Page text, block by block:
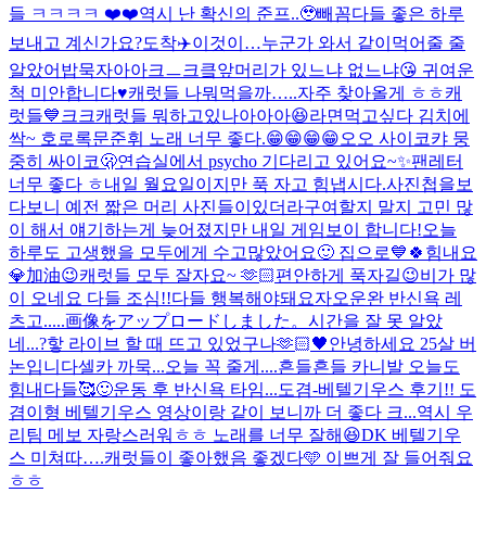
들 ㅋㅋㅋㅋ ❤️❤️역시 난 확신의 준프..🥹빼꼼다들 좋은 하루
보내고 계신가요?도착✈️이것이…누군가 와서 같이먹어줄 줄
알았어 밥묵자아아크ㅡ크킄앞머리가 있느냐 없느냐😘 귀여운
척 미안합니다♥️캐럿들 나뭐먹을까…..자주 찾아올게 ㅎㅎ캐
럿들💙크크캐럿들 뭐하고있나아아아😆라면먹고싶다 김치에
싹~ 호로록문준휘 노래 너무 좋다.😁😁😁😁오오 사이코캬 뭉
중히 싸이코🫢연습실에서 psycho 기다리고 있어요~✨팬레터
너무 좋다 ㅎ내일 월요일이지만 푹 자고 힘냅시다.사진첩을보
다보니 예전 짧은 머리 사진들이있더라구여 할지 말지 고민 많
이 해서 얘기하는게 늦어졌지만 내일 게임보이 합니다!오늘
하루도 고생했을 모두에게 수고많았어요🙂 집으로💙 🍀힘내요
💎加油😉캐럿들 모두 잘자요~ 🫶🏻편안하게 푹자길😉비가 많
이 오네요 다들 조심!!다들 행복해야돼요자오운완 반신욕 레
츠고.....画像をアップロードしました。 시간을 잘 못 알았
네...?핳 라이브 할 때 뜨고 있었구나🫶🏻🖤안녕하세요 25살 버
논입니다셀카 까묵...오늘 꼭 줄게....흔들흔들 카니발 오늘도
힘내다들🥰🙂운동 후 반신욕 타임...도겸-베텔기우스 후기!! 도
겸이형 베텔기우스 영상이랑 같이 보니까 더 좋다 크...역시 우
리팀 메보 자랑스러워ㅎㅎ 노래를 너무 잘해😆DK 베텔기우
스 미쳐따….캐럿들이 좋아했음 좋겠다🩵 이쁘게 잘 들어줘요
ㅎㅎ